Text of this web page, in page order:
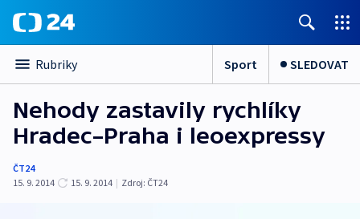
Rubriky Sport SLEDOVAT
Nehody zastavily rychlíky
Hradec–Praha i leoexpressy
ČT24
15. 9. 2014
15. 9. 2014 | Zdroj: ČT24